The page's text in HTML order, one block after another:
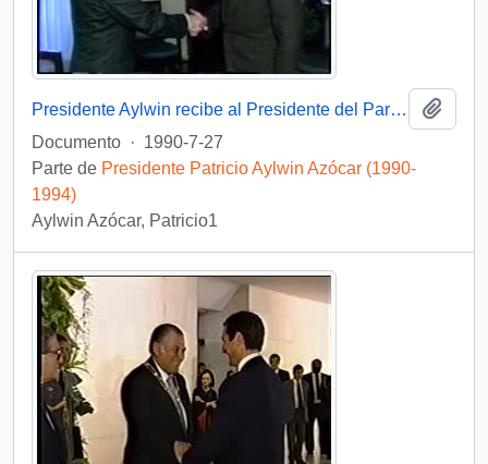
Presidente Aylwin recibe al Presidente del Parlamento Europeo en visita oficial a Chile: video
Documento · 1990-7-27
Parte de Presidente Patricio Aylwin Azócar (1990-
1994)
Aylwin Azócar, Patricio1